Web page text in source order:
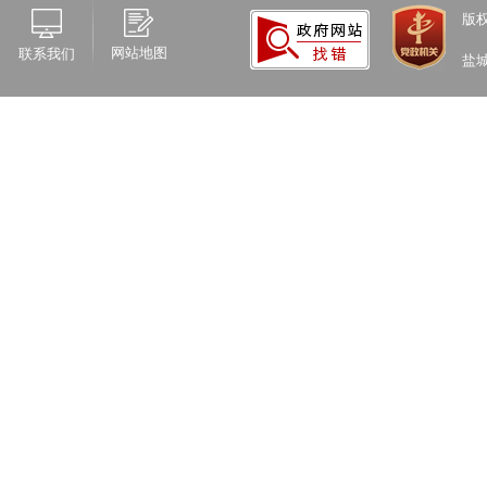
联系我们 网站地图
版
盐